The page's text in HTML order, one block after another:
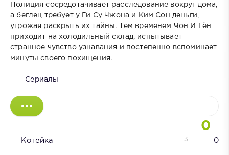
Полиция сосредотачивает расследование вокруг дома,
а беглец требует у Ги Су Чжона и Ким Сон деньги,
угрожая раскрыть их тайны. Тем временем Чон И Гён
приходит на холодильный склад, испытывает
странное чувство узнавания и постепенно вспоминает
минуты своего похищения.
Сериалы
0
Котейка 0
3